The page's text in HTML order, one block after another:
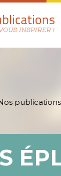
publications